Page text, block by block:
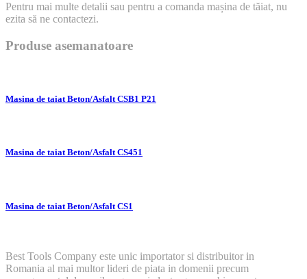
Pentru mai multe detalii sau pentru a comanda mașina de tăiat, nu
ezita să ne contactezi.
Produse asemanatoare
Masina de taiat Beton/Asfalt CSB1 P21
Masina de taiat Beton/Asfalt CS451
Masina de taiat Beton/Asfalt CS1
Best Tools Company este unic importator si distribuitor in
Romania al mai multor lideri de piata in domenii precum